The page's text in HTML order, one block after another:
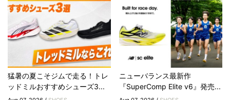
猛暑の夏こそジムで走る！トレ
ッドミルおすすめシューズ3...
ニューバランス最新作
『SuperComp Elite v6』発売...